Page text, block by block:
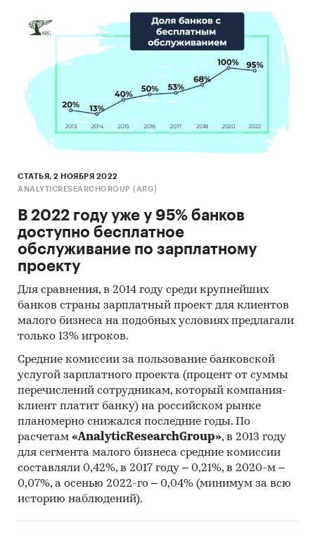
СТАТЬЯ, 2 НОЯБРЯ 2022
ANALYTICRESEARCHGROUP (ARG)
В 2022 году уже у 95% банков
доступно бесплатное
обслуживание по зарплатному
проекту
Для сравнения, в 2014 году среди крупнейших
банков страны зарплатный проект для клиентов
малого бизнеса на подобных условиях предлагали
только 13% игроков.
Средние комиссии за пользование банковской
услугой зарплатного проекта (процент от суммы
перечислений сотрудникам, который компания-
клиент платит банку) на российском рынке
планомерно снижался последние годы. По
расчетам «AnalyticResearchGroup», в 2013 году
для сегмента малого бизнеса средние комиссии
составляли 0,42%, в 2017 году – 0,21%, в 2020-м –
0,07%, а осенью 2022-го – 0,04% (минимум за всю
историю наблюдений).